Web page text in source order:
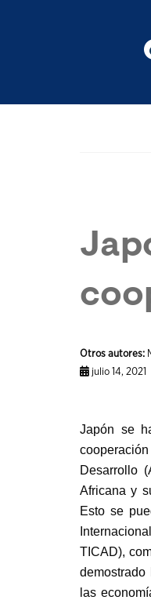
Otros autores:
julio 14, 2021
Japón se
Desarrollo
Africana y
Esto se
TICAD),
demostrado
las